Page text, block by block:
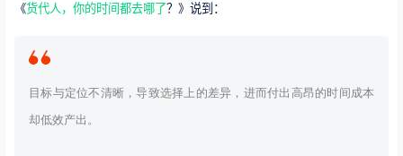
《货代人，你的时间都去哪了？》说到：
目标与定位不清晰，导致选择上的差异，进而付出高昂的时间成本
却低效产出。